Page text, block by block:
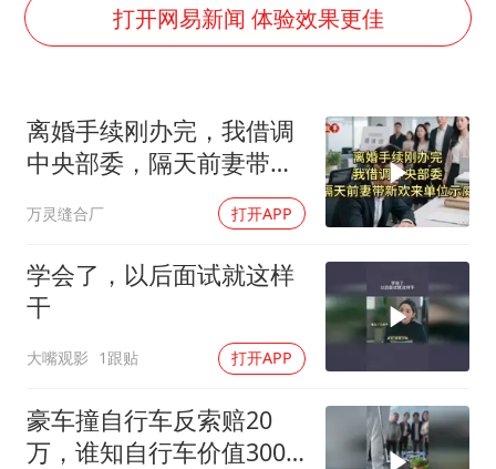
韩军前线部队连曝丑闻
笔试第一被劝弃考涉事副校长被撤职
构建更高水平的全民健身公共服务体系
奋力开创中国式现代化建设新局面
打开网易新闻 体验效果更佳
离婚手续刚办完，我借调
中央部委，隔天前妻带新
万灵缝合厂 打开APP
学会了，以后面试就这样
干
大嘴观影 1跟贴 打开APP
豪车撞自行车反索赔20
万，谁知自行车价值3000